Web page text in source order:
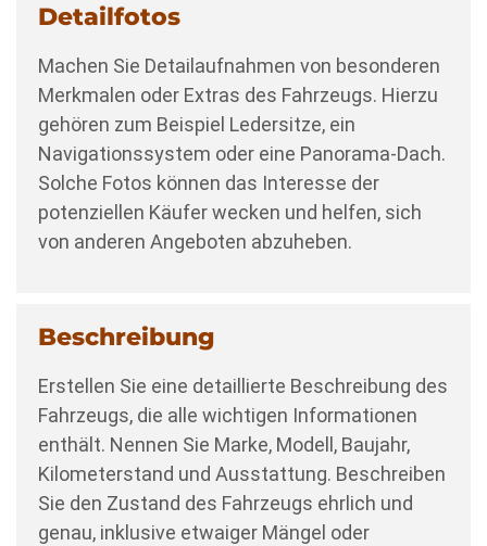
Detailfotos
Machen Sie Detailaufnahmen von besonderen
Merkmalen oder Extras des Fahrzeugs. Hierzu
gehören zum Beispiel Ledersitze, ein
Navigationssystem oder eine Panorama-Dach.
Solche Fotos können das Interesse der
potenziellen Käufer wecken und helfen, sich
von anderen Angeboten abzuheben.
Beschreibung
Erstellen Sie eine detaillierte Beschreibung des
Fahrzeugs, die alle wichtigen Informationen
enthält. Nennen Sie Marke, Modell, Baujahr,
Kilometerstand und Ausstattung. Beschreiben
Sie den Zustand des Fahrzeugs ehrlich und
genau, inklusive etwaiger Mängel oder